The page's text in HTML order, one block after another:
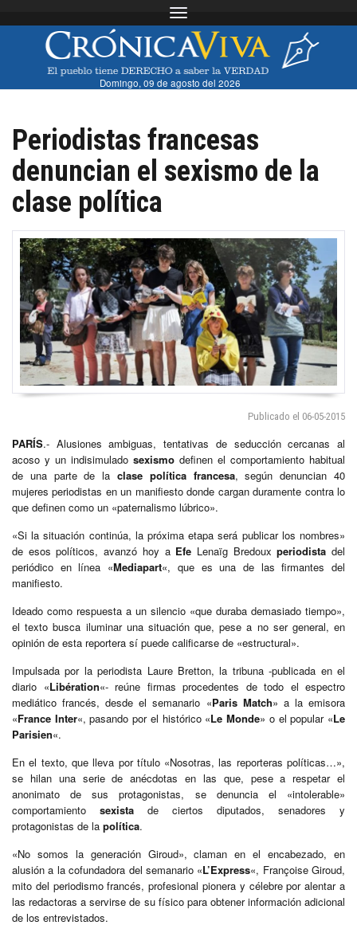
Toggle navigation
Domingo, 09 de agosto del 2026
Periodistas francesas
denuncian el sexismo de la
clase política
Publicado el 06-05-2015
PARÍS.- Alusiones ambiguas, tentativas de seducción cercanas al
acoso y un indisimulado sexismo definen el comportamiento habitual
de una parte de la clase política francesa, según denuncian 40
mujeres periodistas en un manifiesto donde cargan duramente contra lo
que definen como un «paternalismo lúbrico».
«Si la situación continúa, la próxima etapa será publicar los nombres»
de esos políticos, avanzó hoy a Efe Lenaïg Bredouxperiodista del
periódico en línea «Mediapart«, que es una de las firmantes del
manifiesto.
Ideado como respuesta a un silencio «que duraba demasiado tiempo»,
el texto busca iluminar una situación que, pese a no ser general, en
opinión de esta reportera sí puede calificarse de «estructural».
Impulsada por la periodista Laure Bretton, la tribuna -publicada en el
diario «Libération«- reúne firmas procedentes de todo el espectro
mediático francés, desde el semanario «Paris Match» a la emisora
«France Inter«, pasando por el histórico «Le Monde» o el popular «Le
Parisien«.
En el texto, que lleva por título «Nosotras, las reporteras políticas…»,
se hilan una serie de anécdotas en las que, pese a respetar el
anonimato de sus protagonistas, se denuncia el «intolerable»
comportamiento sexista de ciertos diputados, senadores y
protagonistas de la política.
«No somos la generación Giroud», claman en el encabezado, en
alusión a la cofundadora del semanario «L’Express«, Françoise Giroud,
mito del periodismo francés, profesional pionera y célebre por alentar a
las redactoras a servirse de su físico para obtener información adicional
de los entrevistados.